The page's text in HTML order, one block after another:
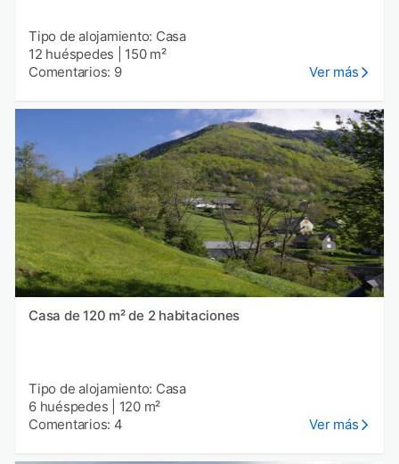
Tipo de alojamiento: Casa
12 huéspedes
150 m²
Comentarios: 9
Ver más
Casa de 120 m² de 2 habitaciones
Tipo de alojamiento: Casa
6 huéspedes
120 m²
Comentarios: 4
Ver más